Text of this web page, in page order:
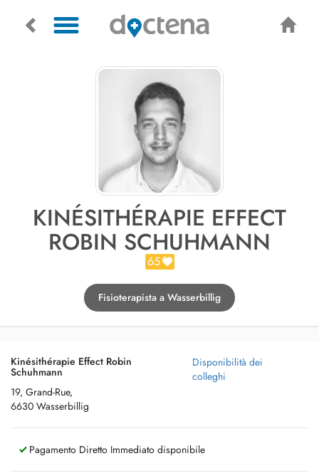
KINÉSITHÉRAPIE EFFECT
ROBIN SCHUHMANN
65
Fisioterapista a Wasserbillig
Kinésithérapie Effect Robin
Schuhmann
19, Grand-Rue,
6630 Wasserbillig
Disponibilità dei
colleghi
Pagamento Diretto Immediato disponibile